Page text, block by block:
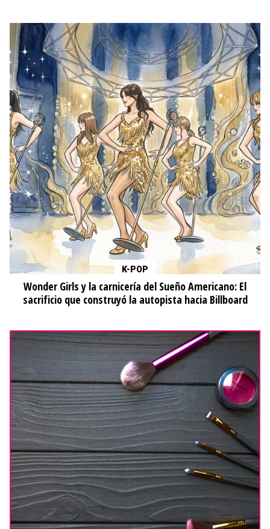
K-POP
Wonder Girls y la carnicería del Sueño Americano: El
sacrificio que construyó la autopista hacia Billboard